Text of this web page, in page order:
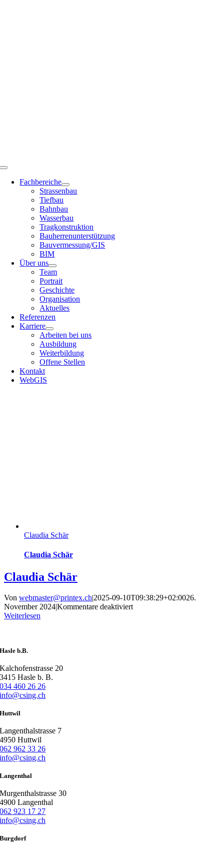
Toggle
NavigationFachbereiche
Strassenbau
Tiefbau
Bahnbau
Wasserbau
Tragkonstruktion
Bauherrenunterstützung
Bauvermessung/GIS
BIM
Über uns
Team
Portrait
Geschichte
Organisation
Aktuelles
Referenzen
Karriere
Arbeiten bei uns
Ausbildung
Weiterbildung
Offene Stellen
Kontakt
WebGIS
Claudia Schär
Claudia Schär
Claudia Schär
Von webmaster@printex.ch|2025-09-10T09:38:29+02:0026.
November 2024|Kommentare deaktiviertfür
Weiterlesen
Hasle b.B.
Kalchofenstrasse 20
3415 Hasle b. B.
034 460 26 26
info@csing.ch
Huttwil
Langenthalstrasse 7
4950 Huttwil
062 962 33 26
info@csing.ch
Langenthal
Murgenthalstrasse 30
4900 Langenthal
062 923 17 27
info@csing.ch
Burgdorf